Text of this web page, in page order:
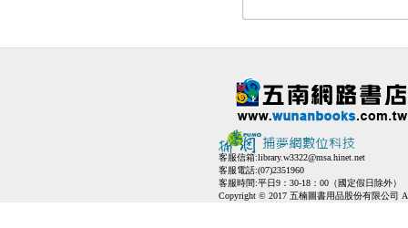
客服信箱:library.w3322@msa.hinet.net
客服電話:(07)2351960
客服時間:平日9：30-18：00（國定假日除外）
Copyright © 2017 五楠圖書用品股份有限公司